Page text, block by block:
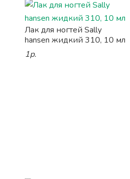
Лак для ногтей Sally
hansen жидкий 310, 10 мл
1р.